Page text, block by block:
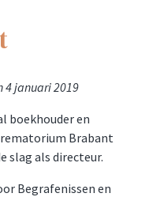
4 januari 2019
boekhouder en
Brabant
slag als directeur.
Begrafenissen en